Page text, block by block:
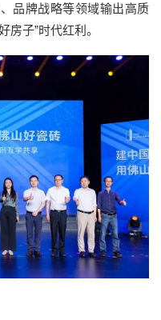
品牌战略等领域输出高质
房子”时代红利。